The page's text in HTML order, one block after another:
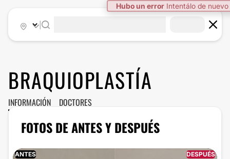
Hubo un error Intentálo de nuevo
BRAQUIOPLASTÍA
INFORMACIÓN DOCTORES
FOTOS DE ANTES Y DESPUÉS
ANTES DESPUÉS